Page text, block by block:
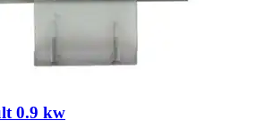
0.9 kw